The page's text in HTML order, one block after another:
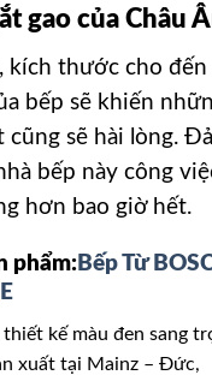
gao của Châu
kích thước cho
bếp sẽ khiến
cũng sẽ hài lòng.
bếp này công
hơn bao giờ hết.
phẩm: Bếp Từ
kế màu đen sang
xuất tại Mainz – Đức,